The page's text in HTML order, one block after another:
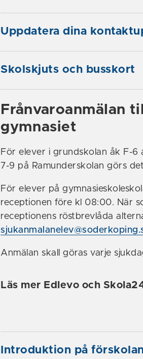
Uppdatera dina
Skolskjuts och busskort
Frånvaroanmälan
gymnasiet
För elever i grundskolan åk F-6
7-9 på Ramunderskolan görs
För elever på
receptionen före kl 08:00. När
receptionens röstbrevlåda
Anmälan skall göras varje
Läs mer Edlevo och
Introduktion på förskolan